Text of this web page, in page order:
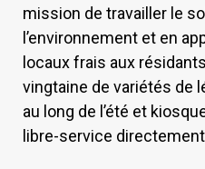
mission de travailler le
l’environnement et en
locaux frais aux
vingtaine de variétés de
au long de l’été et
libre-service